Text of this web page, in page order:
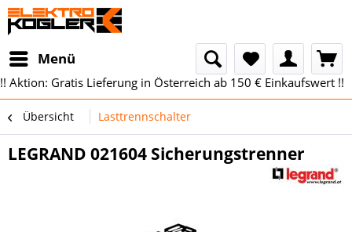
Menü
!! Aktion: Gratis Lieferung in Österreich ab 150 € Einkaufswert !!
Übersicht Lasttrennschalter
LEGRAND 021604 Sicherungstrenner